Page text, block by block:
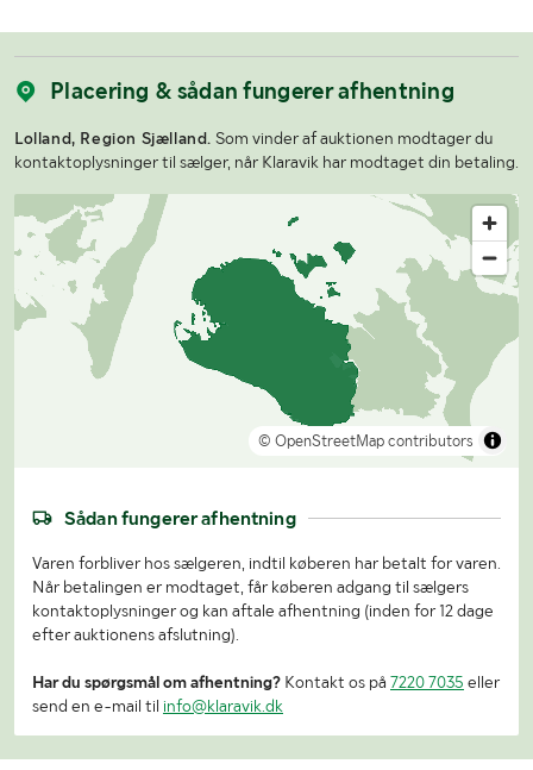
Placering & sådan fungerer afhentning
Lolland, Region Sjælland. Som vinder af auktionen modtager du
kontaktoplysninger til sælger, når Klaravik har modtaget din betaling.
© OpenStreetMap contributors
Sådan fungerer afhentning
Varen forbliver hos sælgeren, indtil køberen har betalt for varen.
Når betalingen er modtaget, får køberen adgang til sælgers
kontaktoplysninger og kan aftale afhentning (inden for 12 dage
efter auktionens afslutning).
Har du spørgsmål om afhentning? Kontakt os på 7220 7035 eller
send en e-mail til info@klaravik.dk